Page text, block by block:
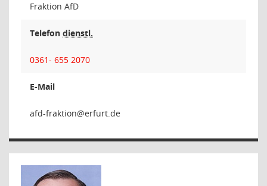
Fraktion AfD
Telefon dienstl.
0361- 655 2070
E-Mail
noitka